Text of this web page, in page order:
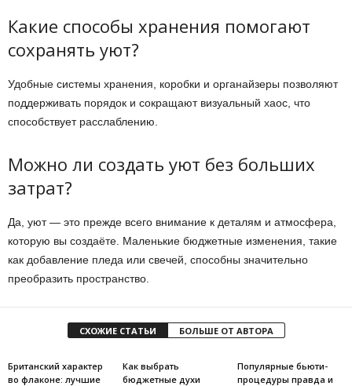
Какие способы хранения помогают
сохранять уют?
Удобные системы хранения, коробки и органайзеры позволяют
поддерживать порядок и сокращают визуальный хаос, что
способствует расслаблению.
Можно ли создать уют без больших
затрат?
Да, уют — это прежде всего внимание к деталям и атмосфера,
которую вы создаёте. Маленькие бюджетные изменения, такие
как добавление пледа или свечей, способны значительно
преобразить пространство.
СХОЖИЕ СТАТЬИ БОЛЬШЕ ОТ АВТОРА
Британский характер
во флаконе: лучшие
Как выбрать
бюджетные духи
Популярные бьюти-
процедуры правда и